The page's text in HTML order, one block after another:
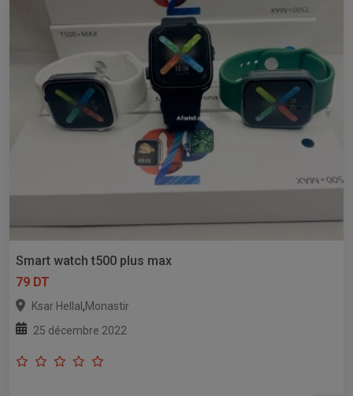
Smart watch t500 plus max
79 DT
Ksar Hellal ,Monastir
25 décembre 2022